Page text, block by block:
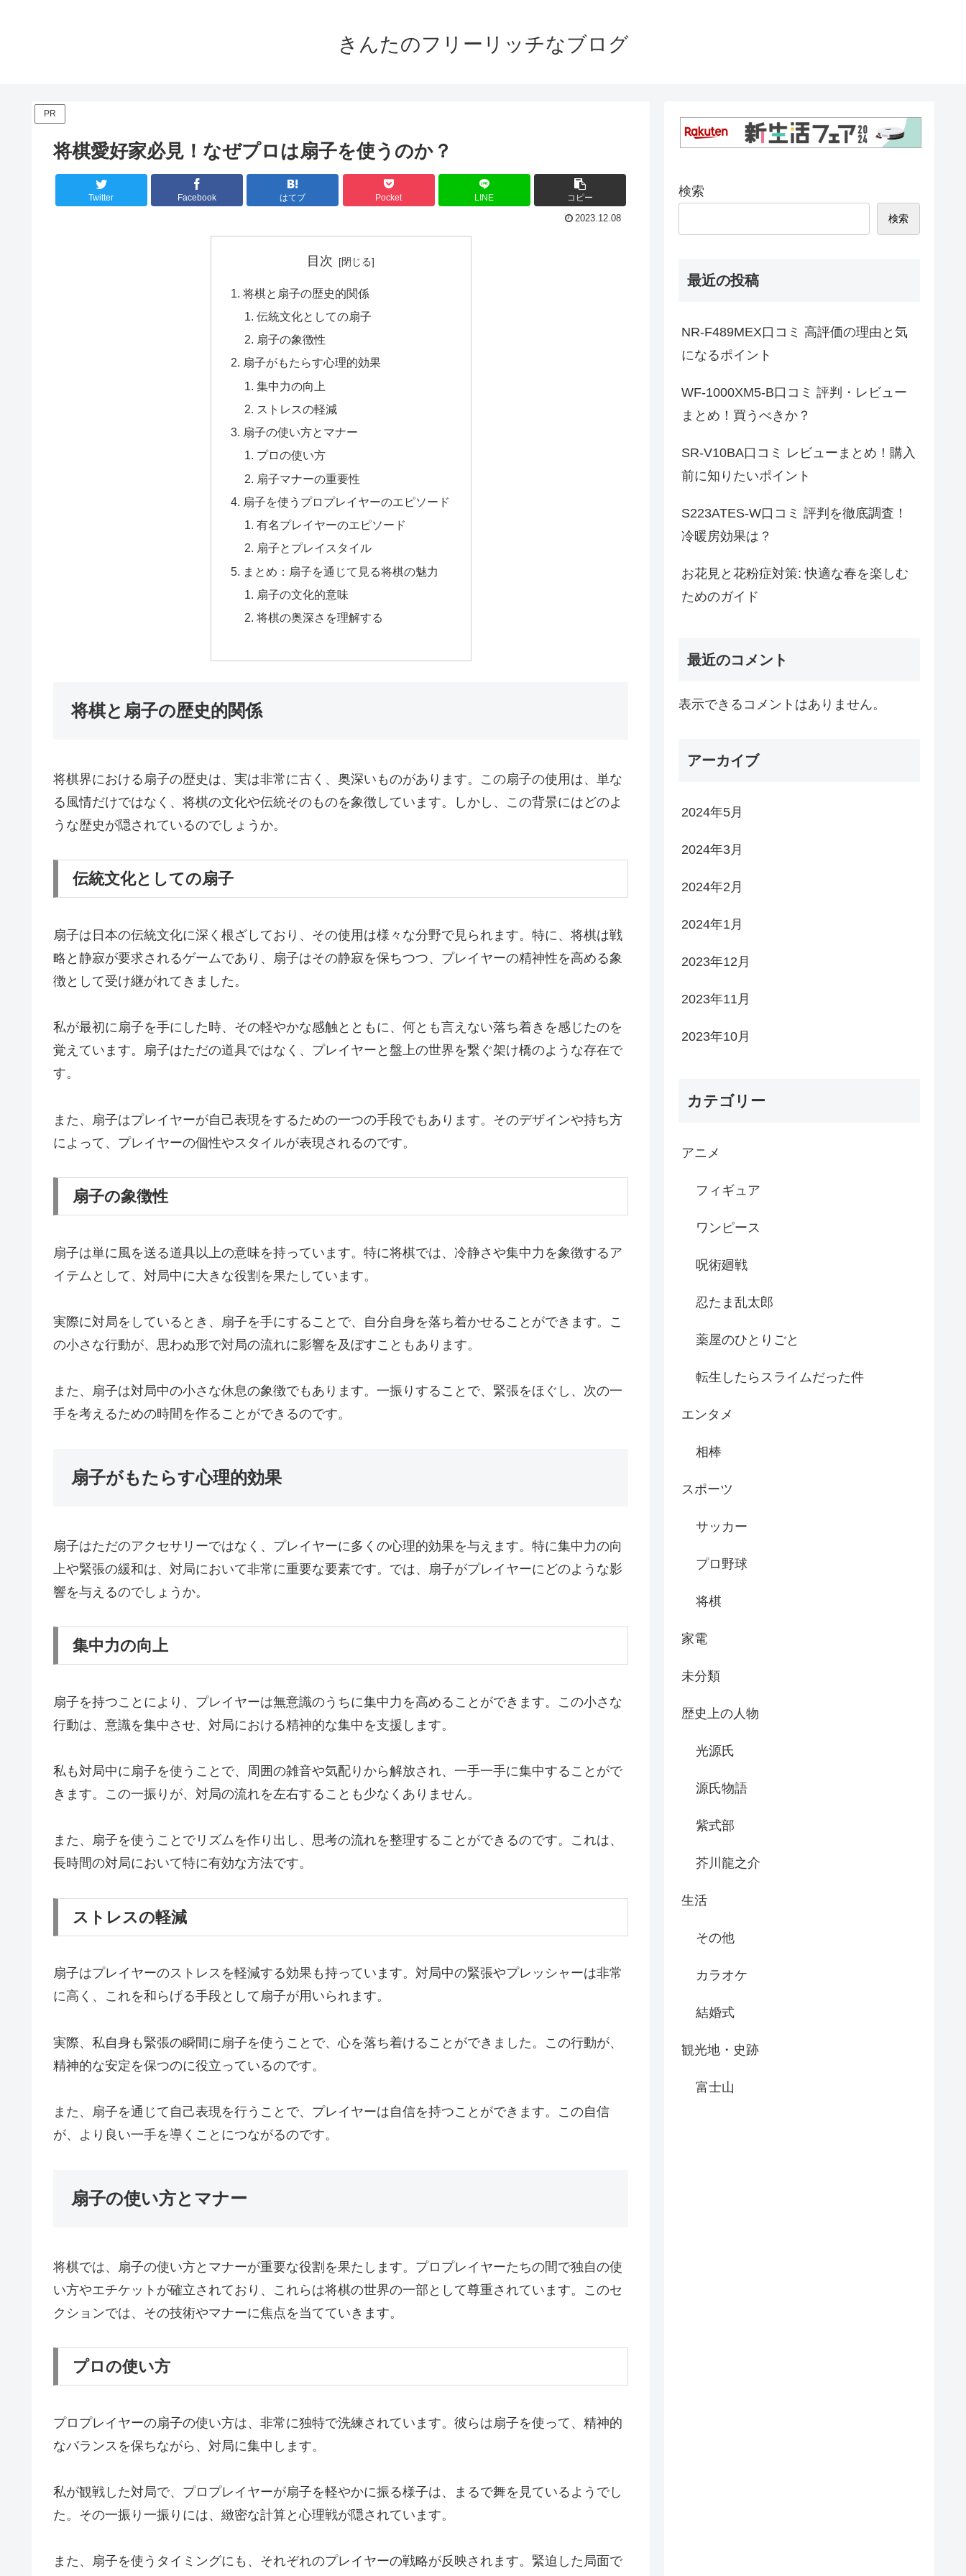
きんたのフリーリッチなブログ
PR
将棋愛好家必見！なぜプロは扇子を使うのか？
Twitter Facebook はてブ Pocket LINE コピー
2023.12.08
目次
将棋と扇子の歴史的関係
伝統文化としての扇子
扇子の象徴性
扇子がもたらす心理的効果
集中力の向上
ストレスの軽減
扇子の使い方とマナー
プロの使い方
扇子マナーの重要性
扇子を使うプロプレイヤーのエピソード
有名プレイヤーのエピソード
扇子とプレイスタイル
まとめ：扇子を通じて見る将棋の魅力
扇子の文化的意味
将棋の奥深さを理解する
将棋と扇子の歴史的関係
将棋界における扇子の歴史は、実は非常に古く、奥深いものがあります。この扇子の使用は、単な
る風情だけではなく、将棋の文化や伝統そのものを象徴しています。しかし、この背景にはどのよ
うな歴史が隠されているのでしょうか。
伝統文化としての扇子
扇子は日本の伝統文化に深く根ざしており、その使用は様々な分野で見られます。特に、将棋は戦
略と静寂が要求されるゲームであり、扇子はその静寂を保ちつつ、プレイヤーの精神性を高める象
徴として受け継がれてきました。
私が最初に扇子を手にした時、その軽やかな感触とともに、何とも言えない落ち着きを感じたのを
覚えています。扇子はただの道具ではなく、プレイヤーと盤上の世界を繋ぐ架け橋のような存在で
す。
また、扇子はプレイヤーが自己表現をするための一つの手段でもあります。そのデザインや持ち方
によって、プレイヤーの個性やスタイルが表現されるのです。
扇子の象徴性
扇子は単に風を送る道具以上の意味を持っています。特に将棋では、冷静さや集中力を象徴するア
イテムとして、対局中に大きな役割を果たしています。
実際に対局をしているとき、扇子を手にすることで、自分自身を落ち着かせることができます。こ
の小さな行動が、思わぬ形で対局の流れに影響を及ぼすこともあります。
また、扇子は対局中の小さな休息の象徴でもあります。一振りすることで、緊張をほぐし、次の一
手を考えるための時間を作ることができるのです。
扇子がもたらす心理的効果
扇子はただのアクセサリーではなく、プレイヤーに多くの心理的効果を与えます。特に集中力の向
上や緊張の緩和は、対局において非常に重要な要素です。では、扇子がプレイヤーにどのような影
響を与えるのでしょうか。
集中力の向上
扇子を持つことにより、プレイヤーは無意識のうちに集中力を高めることができます。この小さな
行動は、意識を集中させ、対局における精神的な集中を支援します。
私も対局中に扇子を使うことで、周囲の雑音や気配りから解放され、一手一手に集中することがで
きます。この一振りが、対局の流れを左右することも少なくありません。
また、扇子を使うことでリズムを作り出し、思考の流れを整理することができるのです。これは、
長時間の対局において特に有効な方法です。
ストレスの軽減
扇子はプレイヤーのストレスを軽減する効果も持っています。対局中の緊張やプレッシャーは非常
に高く、これを和らげる手段として扇子が用いられます。
実際、私自身も緊張の瞬間に扇子を使うことで、心を落ち着けることができました。この行動が、
精神的な安定を保つのに役立っているのです。
また、扇子を通じて自己表現を行うことで、プレイヤーは自信を持つことができます。この自信
が、より良い一手を導くことにつながるのです。
扇子の使い方とマナー
将棋では、扇子の使い方とマナーが重要な役割を果たします。プロプレイヤーたちの間で独自の使
い方やエチケットが確立されており、これらは将棋の世界の一部として尊重されています。このセ
クションでは、その技術やマナーに焦点を当てていきます。
プロの使い方
プロプレイヤーの扇子の使い方は、非常に独特で洗練されています。彼らは扇子を使って、精神的
なバランスを保ちながら、対局に集中します。
私が観戦した対局で、プロプレイヤーが扇子を軽やかに振る様子は、まるで舞を見ているようでし
た。その一振り一振りには、緻密な計算と心理戦が隠されています。
また、扇子を使うタイミングにも、それぞれのプレイヤーの戦略が反映されます。緊迫した局面で
検索
検索
最近の投稿
NR-F489MEX口コミ 高評価の理由と気
になるポイント
WF-1000XM5-B口コミ 評判・レビュー
まとめ！買うべきか？
SR-V10BA口コミ レビューまとめ！購入
前に知りたいポイント
S223ATES-W口コミ 評判を徹底調査！
冷暖房効果は？
お花見と花粉症対策: 快適な春を楽しむ
ためのガイド
最近のコメント
表示できるコメントはありません。
アーカイブ
2024年5月
2024年3月
2024年2月
2024年1月
2023年12月
2023年11月
2023年10月
カテゴリー
アニメ
フィギュア
ワンピース
呪術廻戦
忍たま乱太郎
薬屋のひとりごと
転生したらスライムだった件
エンタメ
相棒
スポーツ
サッカー
プロ野球
将棋
家電
未分類
歴史上の人物
光源氏
源氏物語
紫式部
芥川龍之介
生活
その他
カラオケ
結婚式
観光地・史跡
富士山